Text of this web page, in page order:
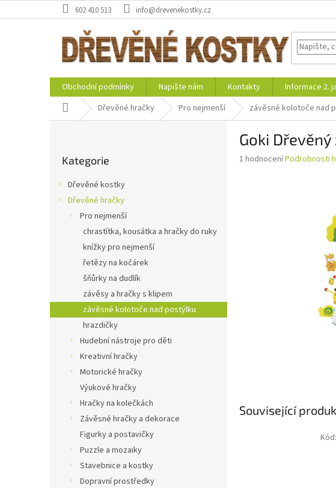
na
602 410 513 info@drevenekostky.cz
Obchodní podmínky Napište nám Kontakty
Informace 2.
Domů Dřevěné hračky Pro nejmenší závěsné kolotoče nad
l
kategorie
Kategorie
Dřevěné kostky
Dřevěné hračky
Pro nejmenší
chrastítka, kousátka a hračky do ruky
knížky pro nejmenší
řetězy na kočárek
šňůrky na dudlík
závěsy a hračky s klipem
závěsné kolotoče nad postýlku
hrazdičky
Hudební nástroje pro děti
Kreativní hračky
Motorické hračky
Výukové hračky
Hračky na kolečkách
Závěsné hračky a dekorace
Figurky a postavičky
Puzzle a mozaiky
Stavebnice a kostky
Dopravní prostředky
Goki
Průměrné
1 hodnoceníPodrobnosti
Související
Kód: